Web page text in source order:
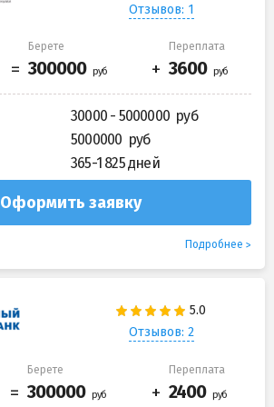
Отзывов: 1
Берете Переплата
30000 - 5000000
5000000
365-1 825 дней
Оформить заявку
Подробнее
Отзывов: 2
Берете Переплата